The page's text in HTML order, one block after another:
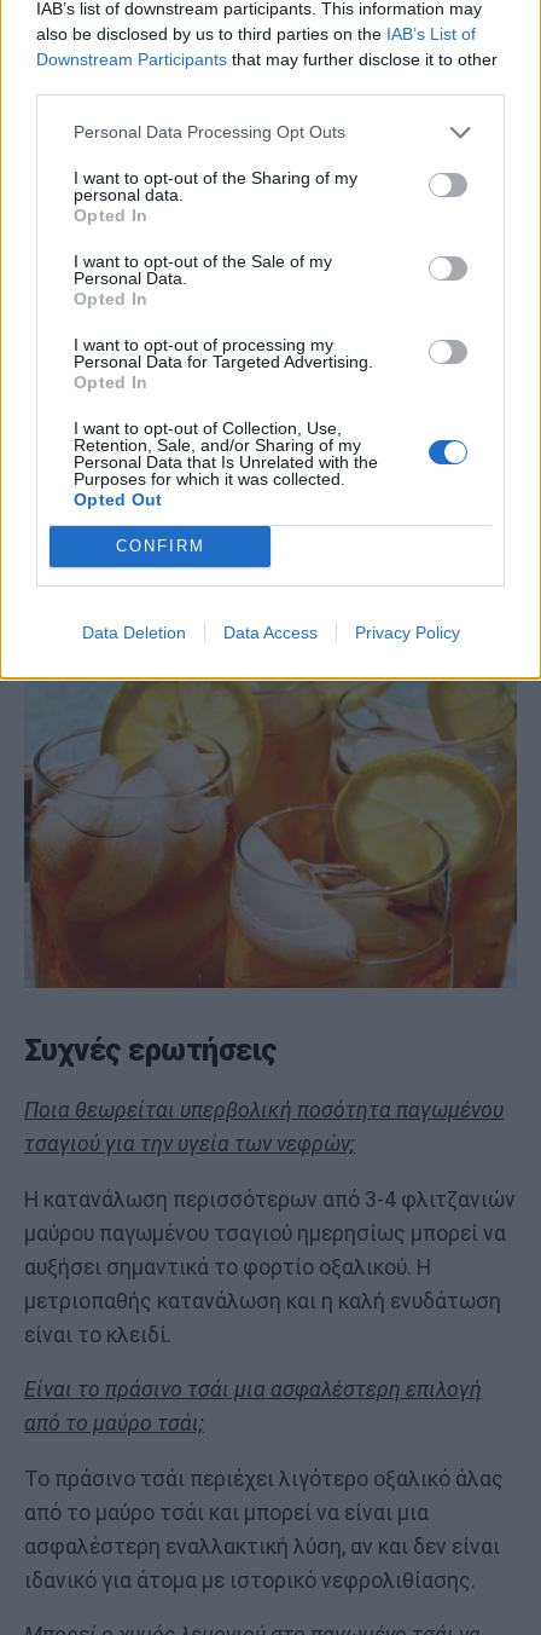
IAB’s list of downstream participants. This information may
also be disclosed by us to third parties on the IAB’s List of
Downstream Participants that may further disclose it to other
Personal Data Processing Opt Outs
I want to opt-out of the Sharing of my
personal data.
Opted In
I want to opt-out of the Sale of my
Personal Data.
Opted In
I want to opt-out of processing my
Personal Data for Targeted Advertising.
Opted In
I want to opt-out of Collection, Use,
Retention, Sale, and/or Sharing of my
Personal Data that Is Unrelated with the
Purposes for which it was collected.
Opted Out
CONFIRM
Data Deletion Data Access Privacy Policy
Φτιάξτε το τσάι σε χαμηλή φωτιά, για να
μειώσετε τη συγκέντρωση οξαλικού
τροφές πλούσιες σε ασβέστιο, για να
δεσμεύσει τα οξαλικά στο έντερο
Παραμείνετε καλά ενυδατωμένοι συνολικά,
για να καθαρίσετε αποτελεσματικά τα
νεφρά σας
Απλή συνταγή για παγωμένο τσάι Rooibos:
Βουτήξτε 2-3 φακελάκια τσαγιού rooibos
σε 1 λίτρο ζεστού νερού για 10 λεπτά
Βάλτε το στο ψυγείο
Σερβίρετε με πάγο με ένα φύλλο μέντας ή
μια φέτα αγγουριού για γεύση
Συχνές ερωτήσεις
Ποια θεωρείται υπερβολική ποσότητα παγωμένου
τσαγιού για την υγεία των νεφρών;
Η κατανάλωση περισσότερων από 3-4 φλιτζανιών
μαύρου παγωμένου τσαγιού ημερησίως μπορεί να
αυξήσει σημαντικά το φορτίο οξαλικού. Η
μετριοπαθής κατανάλωση και η καλή ενυδάτωση
είναι το κλειδί.
Είναι το πράσινο τσάι μια ασφαλέστερη επιλογή
από το μαύρο τσάι;
Το πράσινο τσάι περιέχει λιγότερο οξαλικό άλας
από το μαύρο τσάι και μπορεί να είναι μια
ασφαλέστερη εναλλακτική λύση, αν και δεν είναι
ιδανικό για άτομα με ιστορικό νεφρολιθίασης.